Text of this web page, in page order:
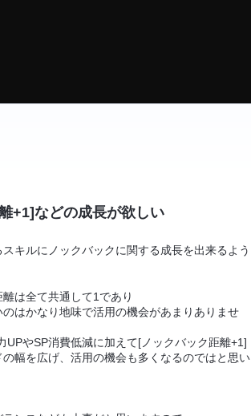
+1]などの成長が欲しい
キルにノックバックに関する成長を出来るよう
は全て共通して1であり
はかなり地味で活用の機会があまりありませ
やSP消費低減に加えて[ノックバック距離+1]
幅を広げ、活用の機会も多くなるのではと思い